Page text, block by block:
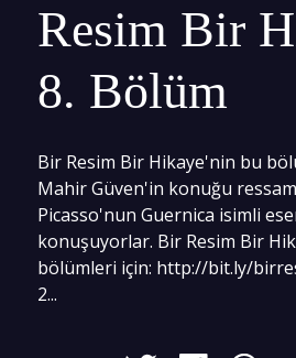
Resim Bir
8. Bölüm
Bir Resim Bir Hikaye'nin bu
Mahir Güven'in konuğu
Picasso'nun Guernica isimli
konuşuyorlar. Bir Resim Bir
bölümleri için: http://bit.ly/
2...